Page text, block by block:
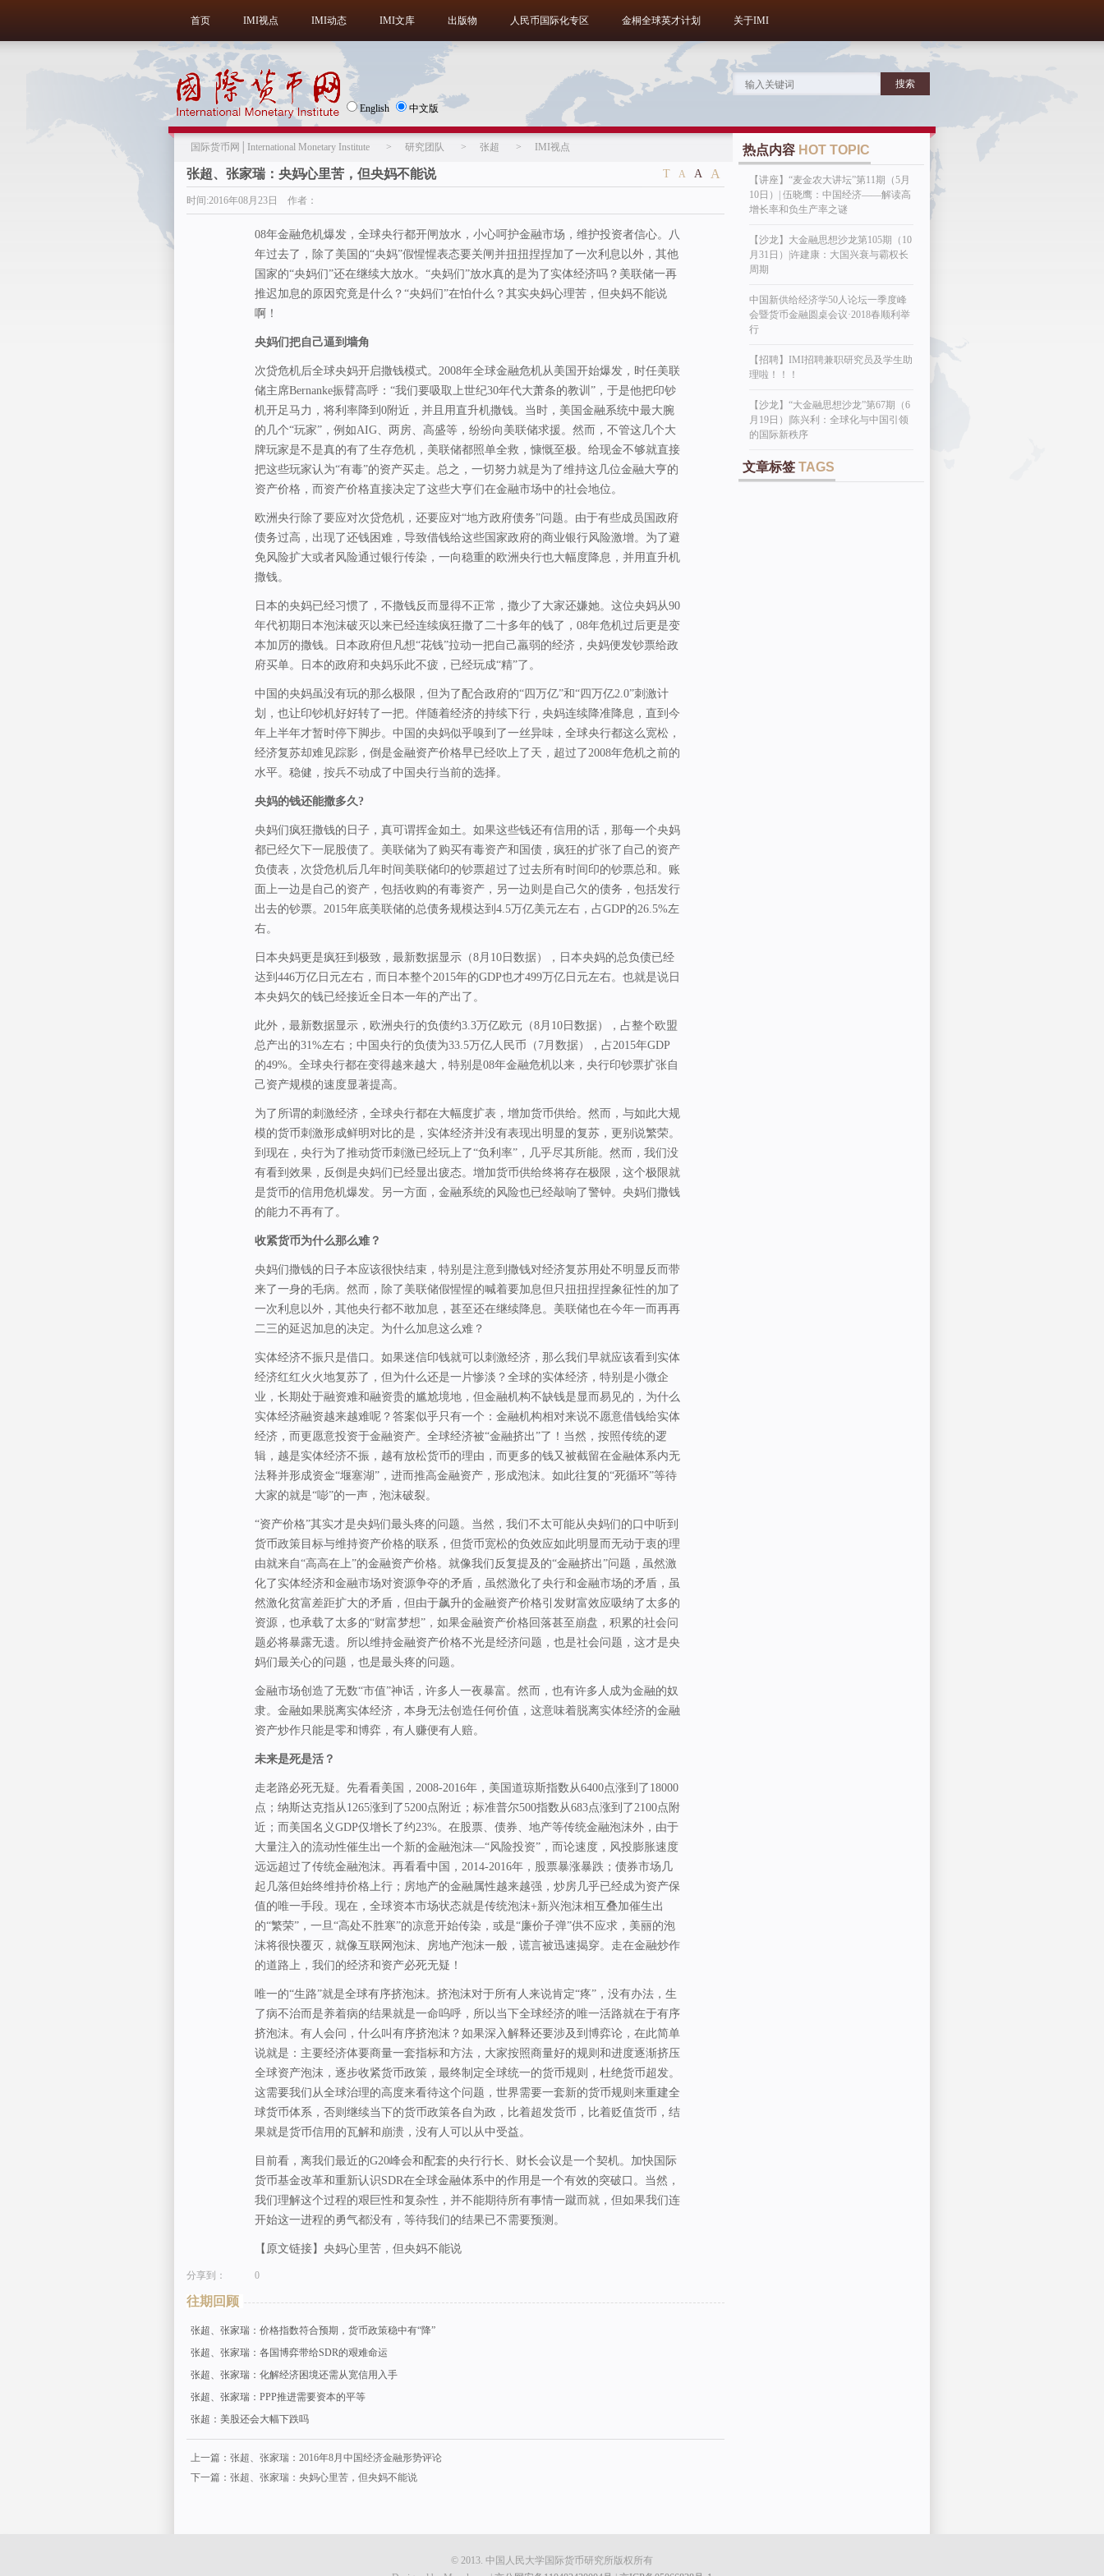
首页 IMI视点 IMI动态 IMI文库 出版物 人民币国际化专区 金桐全球英才计划 关于IMI
English 中文版
国际货币网│International Monetary Institute > 研究团队 > 张超 > IMI视点
A
A
A
T
张超、张家瑞：央妈心里苦，但央妈不能说
时间:2016年08月23日 作者：
08年金融危机爆发，全球央行都开闸放水，小心呵护金融市场，维护投资者信心。八
年过去了，除了美国的“央妈”假惺惺表态要关闸并扭扭捏捏加了一次利息以外，其他
国家的“央妈们”还在继续大放水。“央妈们”放水真的是为了实体经济吗？美联储一再
推迟加息的原因究竟是什么？“央妈们”在怕什么？其实央妈心理苦，但央妈不能说
啊！
央妈们把自己逼到墙角
次贷危机后全球央妈开启撒钱模式。2008年全球金融危机从美国开始爆发，时任美联
储主席Bernanke振臂高呼：“我们要吸取上世纪30年代大萧条的教训”，于是他把印钞
机开足马力，将利率降到0附近，并且用直升机撒钱。当时，美国金融系统中最大腕
的几个“玩家”，例如AIG、两房、高盛等，纷纷向美联储求援。然而，不管这几个大
牌玩家是不是真的有了生存危机，美联储都照单全救，慷慨至极。给现金不够就直接
把这些玩家认为“有毒”的资产买走。总之，一切努力就是为了维持这几位金融大亨的
资产价格，而资产价格直接决定了这些大亨们在金融市场中的社会地位。
欧洲央行除了要应对次贷危机，还要应对“地方政府债务”问题。由于有些成员国政府
债务过高，出现了还钱困难，导致借钱给这些国家政府的商业银行风险激增。为了避
免风险扩大或者风险通过银行传染，一向稳重的欧洲央行也大幅度降息，并用直升机
撒钱。
日本的央妈已经习惯了，不撒钱反而显得不正常，撒少了大家还嫌她。这位央妈从90
年代初期日本泡沫破灭以来已经连续疯狂撒了二十多年的钱了，08年危机过后更是变
本加厉的撒钱。日本政府但凡想“花钱”拉动一把自己羸弱的经济，央妈便发钞票给政
府买单。日本的政府和央妈乐此不疲，已经玩成“精”了。
中国的央妈虽没有玩的那么极限，但为了配合政府的“四万亿”和“四万亿2.0”刺激计
划，也让印钞机好好转了一把。伴随着经济的持续下行，央妈连续降准降息，直到今
年上半年才暂时停下脚步。中国的央妈似乎嗅到了一丝异味，全球央行都这么宽松，
经济复苏却难见踪影，倒是金融资产价格早已经吹上了天，超过了2008年危机之前的
水平。稳健，按兵不动成了中国央行当前的选择。
央妈的钱还能撒多久?
央妈们疯狂撒钱的日子，真可谓挥金如土。如果这些钱还有信用的话，那每一个央妈
都已经欠下一屁股债了。美联储为了购买有毒资产和国债，疯狂的扩张了自己的资产
负债表，次贷危机后几年时间美联储印的钞票超过了过去所有时间印的钞票总和。账
面上一边是自己的资产，包括收购的有毒资产，另一边则是自己欠的债务，包括发行
出去的钞票。2015年底美联储的总债务规模达到4.5万亿美元左右，占GDP的26.5%左
右。
日本央妈更是疯狂到极致，最新数据显示（8月10日数据），日本央妈的总负债已经
达到446万亿日元左右，而日本整个2015年的GDP也才499万亿日元左右。也就是说日
本央妈欠的钱已经接近全日本一年的产出了。
此外，最新数据显示，欧洲央行的负债约3.3万亿欧元（8月10日数据），占整个欧盟
总产出的31%左右；中国央行的负债为33.5万亿人民币（7月数据），占2015年GDP
的49%。全球央行都在变得越来越大，特别是08年金融危机以来，央行印钞票扩张自
己资产规模的速度显著提高。
为了所谓的刺激经济，全球央行都在大幅度扩表，增加货币供给。然而，与如此大规
模的货币刺激形成鲜明对比的是，实体经济并没有表现出明显的复苏，更别说繁荣。
到现在，央行为了推动货币刺激已经玩上了“负利率”，几乎尽其所能。然而，我们没
有看到效果，反倒是央妈们已经显出疲态。增加货币供给终将存在极限，这个极限就
是货币的信用危机爆发。另一方面，金融系统的风险也已经敲响了警钟。央妈们撒钱
的能力不再有了。
收紧货币为什么那么难？
央妈们撒钱的日子本应该很快结束，特别是注意到撒钱对经济复苏用处不明显反而带
来了一身的毛病。然而，除了美联储假惺惺的喊着要加息但只扭扭捏捏象征性的加了
一次利息以外，其他央行都不敢加息，甚至还在继续降息。美联储也在今年一而再再
二三的延迟加息的决定。为什么加息这么难？
实体经济不振只是借口。如果迷信印钱就可以刺激经济，那么我们早就应该看到实体
经济红红火火地复苏了，但为什么还是一片惨淡？全球的实体经济，特别是小微企
业，长期处于融资难和融资贵的尴尬境地，但金融机构不缺钱是显而易见的，为什么
实体经济融资越来越难呢？答案似乎只有一个：金融机构相对来说不愿意借钱给实体
经济，而更愿意投资于金融资产。全球经济被“金融挤出”了！当然，按照传统的逻
辑，越是实体经济不振，越有放松货币的理由，而更多的钱又被截留在金融体系内无
法释并形成资金“堰塞湖”，进而推高金融资产，形成泡沫。如此往复的“死循环”等待
大家的就是“嘭”的一声，泡沫破裂。
“资产价格”其实才是央妈们最头疼的问题。当然，我们不太可能从央妈们的口中听到
货币政策目标与维持资产价格的联系，但货币宽松的负效应如此明显而无动于衷的理
由就来自“高高在上”的金融资产价格。就像我们反复提及的“金融挤出”问题，虽然激
化了实体经济和金融市场对资源争夺的矛盾，虽然激化了央行和金融市场的矛盾，虽
然激化贫富差距扩大的矛盾，但由于飙升的金融资产价格引发财富效应吸纳了太多的
资源，也承载了太多的“财富梦想”，如果金融资产价格回落甚至崩盘，积累的社会问
题必将暴露无遗。所以维持金融资产价格不光是经济问题，也是社会问题，这才是央
妈们最关心的问题，也是最头疼的问题。
金融市场创造了无数“市值”神话，许多人一夜暴富。然而，也有许多人成为金融的奴
隶。金融如果脱离实体经济，本身无法创造任何价值，这意味着脱离实体经济的金融
资产炒作只能是零和博弈，有人赚便有人赔。
未来是死是活？
走老路必死无疑。先看看美国，2008-2016年，美国道琼斯指数从6400点涨到了18000
点；纳斯达克指从1265涨到了5200点附近；标准普尔500指数从683点涨到了2100点附
近；而美国名义GDP仅增长了约23%。在股票、债券、地产等传统金融泡沫外，由于
大量注入的流动性催生出一个新的金融泡沫—“风险投资”，而论速度，风投膨胀速度
远远超过了传统金融泡沫。再看看中国，2014-2016年，股票暴涨暴跌；债券市场几
起几落但始终维持价格上行；房地产的金融属性越来越强，炒房几乎已经成为资产保
值的唯一手段。现在，全球资本市场状态就是传统泡沫+新兴泡沫相互叠加催生出
的“繁荣”，一旦“高处不胜寒”的凉意开始传染，或是“廉价子弹”供不应求，美丽的泡
沫将很快覆灭，就像互联网泡沫、房地产泡沫一般，谎言被迅速揭穿。走在金融炒作
的道路上，我们的经济和资产必死无疑！
唯一的“生路”就是全球有序挤泡沫。挤泡沫对于所有人来说肯定“疼”，没有办法，生
了病不治而是养着病的结果就是一命呜呼，所以当下全球经济的唯一活路就在于有序
挤泡沫。有人会问，什么叫有序挤泡沫？如果深入解释还要涉及到博弈论，在此简单
说就是：主要经济体要商量一套指标和方法，大家按照商量好的规则和进度逐渐挤压
全球资产泡沫，逐步收紧货币政策，最终制定全球统一的货币规则，杜绝货币超发。
这需要我们从全球治理的高度来看待这个问题，世界需要一套新的货币规则来重建全
球货币体系，否则继续当下的货币政策各自为政，比着超发货币，比着贬值货币，结
果就是货币信用的瓦解和崩溃，没有人可以从中受益。
目前看，离我们最近的G20峰会和配套的央行行长、财长会议是一个契机。加快国际
货币基金改革和重新认识SDR在全球金融体系中的作用是一个有效的突破口。当然，
我们理解这个过程的艰巨性和复杂性，并不能期待所有事情一蹴而就，但如果我们连
开始这一进程的勇气都没有，等待我们的结果已不需要预测。
【原文链接】央妈心里苦，但央妈不能说
分享到： 0
往期回顾
张超、张家瑞：价格指数符合预期，货币政策稳中有“降”
张超、张家瑞：各国博弈带给SDR的艰难命运
张超、张家瑞：化解经济困境还需从宽信用入手
张超、张家瑞：PPP推进需要资本的平等
张超：美股还会大幅下跌吗
上一篇：张超、张家瑞：2016年8月中国经济金融形势评论
下一篇：张超、张家瑞：央妈心里苦，但央妈不能说
热点内容 HOT TOPIC
【讲座】“麦金农大讲坛”第11期（5月
10日）| 伍晓鹰：中国经济——解读高
增长率和负生产率之谜
【沙龙】大金融思想沙龙第105期（10
月31日）|许建康：大国兴衰与霸权长
周期
中国新供给经济学50人论坛一季度峰
会暨货币金融圆桌会议·2018春顺利举
行
【招聘】IMI招聘兼职研究员及学生助
理啦！！！
【沙龙】“大金融思想沙龙”第67期（6
月19日）|陈兴利：全球化与中国引领
的国际新秩序
文章标签 TAGS
© 2013. 中国人民大学国际货币研究所版权所有